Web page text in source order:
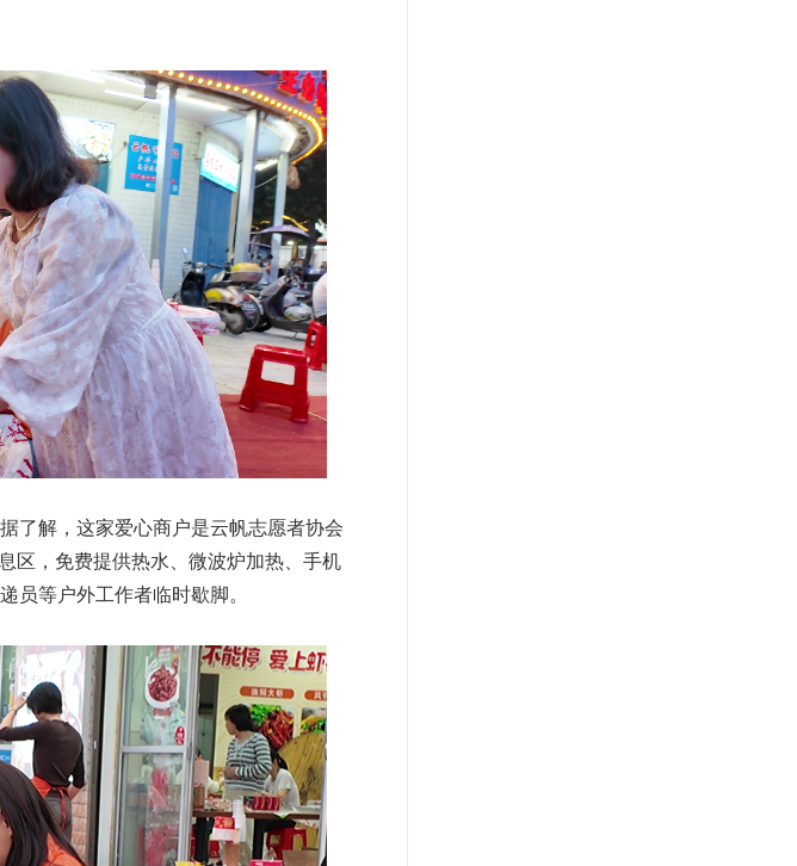
了解，这家爱心商户是云帆志愿者协会
区，免费提供热水、微波炉加热、手机
员等户外工作者临时歇脚。